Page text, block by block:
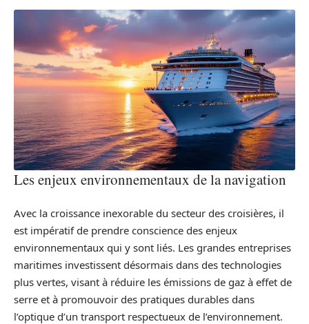
Les enjeux environnementaux de la navigation
Avec la croissance inexorable du secteur des croisières, il
est impératif de prendre conscience des enjeux
environnementaux qui y sont liés. Les grandes entreprises
maritimes investissent désormais dans des technologies
plus vertes, visant à réduire les émissions de gaz à effet de
serre et à promouvoir des pratiques durables dans
l’optique d’un transport respectueux de l’environnement.